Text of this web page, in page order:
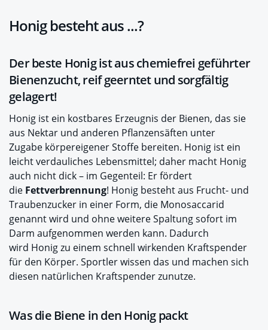
Honig besteht aus ...?
Der beste Honig ist aus chemiefrei geführter
Bienenzucht, reif geerntet und sorgfältig
gelagert!
Honig ist ein kostbares Erzeugnis der Bienen, das sie
aus Nektar und anderen Pflanzensäften unter
Zugabe körpereigener Stoffe bereiten. Honig ist ein
leicht verdauliches Lebensmittel; daher macht Honig
auch nicht dick – im Gegenteil: Er fördert
die Fettverbrennung! Honig besteht aus Frucht- und
Traubenzucker in einer Form, die Monosaccarid
genannt wird und ohne weitere Spaltung sofort im
Darm aufgenommen werden kann. Dadurch
wird Honig zu einem schnell wirkenden Kraftspender
für den Körper. Sportler wissen das und machen sich
diesen natürlichen Kraftspender zunutze.
Was die Biene in den Honig packt